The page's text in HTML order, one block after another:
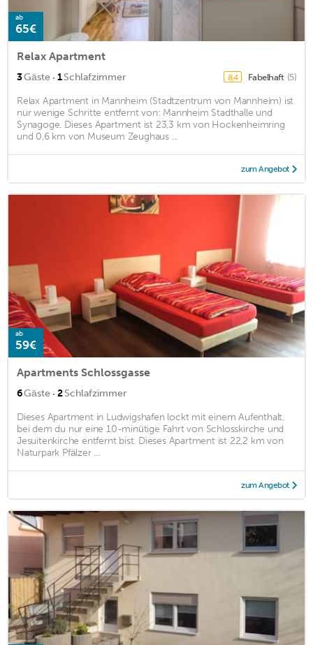
ab
65€
Relax Apartment
3Gäste · 1Schlafzimmer 8,4 Fabelhaft (5)
Relax Apartment in Mannheim (Stadtzentrum von Mannheim) ist
nur wenige Schritte entfernt von: Mannheim Stadthalle und
Synagoge. Dieses Apartment ist 23,3 km von Hockenheimring
und 0,6 km von Museum Zeughaus ...
zum Angebot
ab
59€
Apartments Schlossgasse
6Gäste · 2Schlafzimmer
Dieses Apartment in Ludwigshafen lockt mit einem Aufenthalt,
bei dem du nur eine 10-minütige Fahrt von Schlosskirche und
Jesuitenkirche entfernt bist. Dieses Apartment ist 22,2 km von
Naturpark Pfälzer ...
zum Angebot